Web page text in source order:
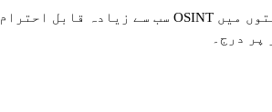
سب سے زیادہ قابل احترام OSINT حوالہ جات، طریقہ کار اور کمیونٹی کی فہرستوں میں
درج۔